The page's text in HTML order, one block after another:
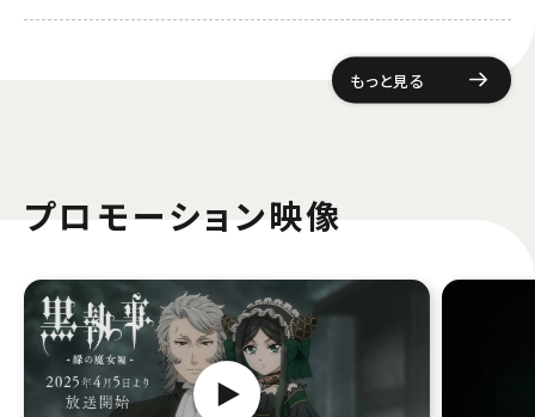
もっと見る
プロモーション映像